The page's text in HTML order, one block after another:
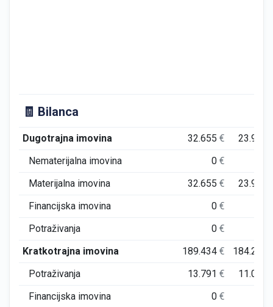
🧾 Bilanca
Dugotrajna imovina 32.655€ 23.972
Nematerijalna imovina
0€
Materijalna imovina
32.655€ 23.972
Financijska imovina
0€
Potraživanja
0€
Kratkotrajna imovina
189.434€ 184.259
Potraživanja
13.791€ 11.008
Financijska imovina
0€